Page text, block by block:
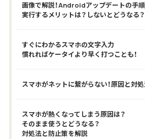
画像で解説！Androidアップデートの手順
実行するメリットは？しないとどうなる？
すぐにわかるスマホの文字入力
慣れればケータイより早く打つことも！
スマホがネットに繋がらない！原因と対
スマホが熱くなってしまう原因は？
そのまま使うとどうなる？
対処法と防止策を解説